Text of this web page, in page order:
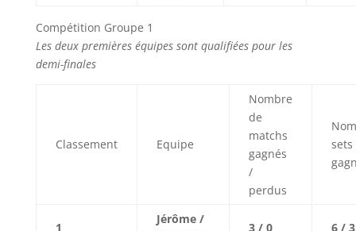
Compétition Groupe 1
Les deux premières équipes sont qualifiées pour les
demi-finales
Classement Equipe
Nombre
de
matchs
gagnés
/
perdus
sets
1
Jérôme /
3 / 0 6 / 3